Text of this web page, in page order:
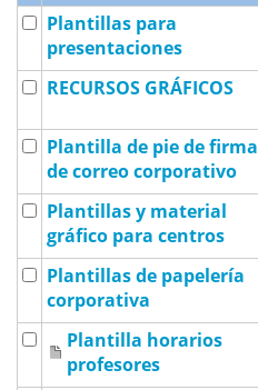
Plantillas para
presentaciones
RECURSOS GRÁFICOS
Plantilla de pie de firma
de correo corporativo
Plantillas y material
gráfico para centros
Plantillas de papelería
corporativa
Plantilla horarios
profesores